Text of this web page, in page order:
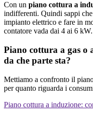
Con un piano cottura a
indifferenti. Quindi sappi
impianto elettrico e fare in
contatore vada dai 4 ai 6 kW.
Piano cottura a gas o
da che parte sta?
Mettiamo a confronto il
per quanto riguarda i
Piano cottura a induzione: